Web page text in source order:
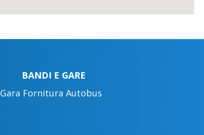
BANDI E GARE
Gara Fornitura Autobus